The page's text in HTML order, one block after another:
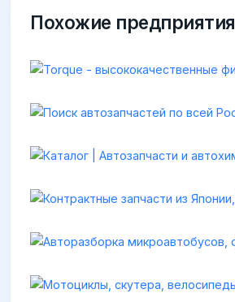
Похожие предприятия